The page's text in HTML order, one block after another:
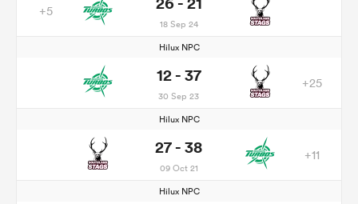
+5
18 Sep 24
Hilux NPC
12 - 37
30 Sep 23
+25
Hilux NPC
27 - 38
09 Oct 21
+11
Hilux NPC